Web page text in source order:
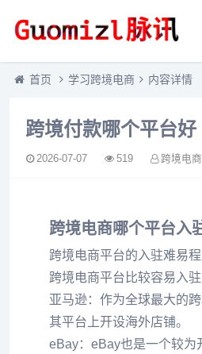
首页 学习跨境电商 内容详情
跨境付款哪个平台好
2026-07-07 519 跨境电
跨境电商哪个平台入
跨境电商平台的入驻难易
跨境电商平台比较容易入驻
亚马逊：作为全球最大的
其平台上开设海外店铺。
eBay：eBay也是一个较为